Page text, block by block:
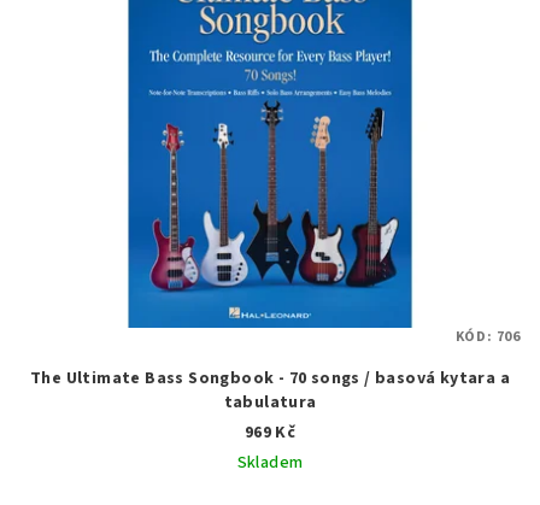
The Ultimate Bass Songbook - 70 songs / basová kytara a
tabulatura
969 Kč
Skladem
KÓD: 706